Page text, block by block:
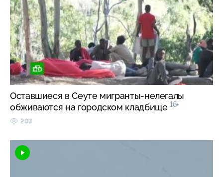
Оставшиеся в Сеуте мигранты-нелегалы
обживаются на городском кладбище 16+
203